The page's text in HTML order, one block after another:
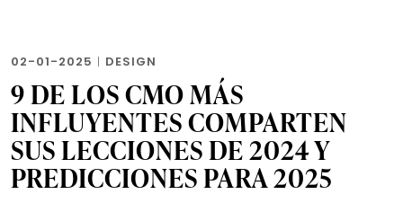
02-01-2025 | DESIGN
9 DE LOS CMO MÁS
INFLUYENTES COMPARTEN
SUS LECCIONES DE 2024 Y
PREDICCIONES PARA 2025